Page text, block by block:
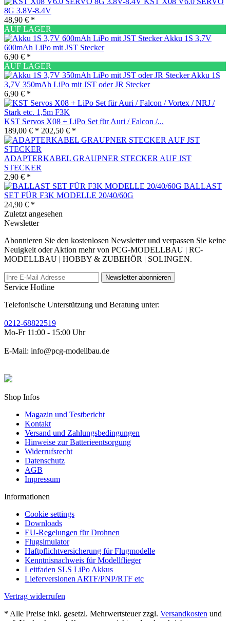
8G 3.8V-8.4V
48,90 € *
AUF LAGER
Akku 1S 3,7V
600mAh LiPo mit JST Stecker
6,90 € *
AUF LAGER
Akku 1S
3,7V 350mAh LiPo mit JST oder JR Stecker
6,90 € *
KST Servos X08 + LiPo Set für Auri / Falcon /...
189,00 € * 202,50 € *
ADAPTERKABEL GRAUPNER STECKER AUF JST
STECKER
2,90 € *
BALLAST
SET FÜR F3K MODELLE 20/40/60G
24,90 € *
Zuletzt angesehen
Newsletter
Abonnieren Sie den kostenlosen Newsletter und verpassen Sie keine
Neuigkeit oder Aktion mehr von PCG-MODELLBAU | RC-
MODELLBAU | HOBBY & ZUBEHÖR | SOLINGEN.
Newsletter abonnieren
Service Hotline
Telefonische Unterstützung und Beratung unter:
0212-68822519
Mo-Fr 11:00 - 15:00 Uhr
E-Mail: info@pcg-modellbau.de
Shop Infos
Magazin und Testbericht
Kontakt
Versand und Zahlungsbedingungen
Hinweise zur Batterieentsorgung
Widerrufsrecht
Datenschutz
AGB
Impressum
Informationen
Cookie settings
Downloads
EU-Regelungen für Drohnen
Flugsimulator
Haftpflichtversicherung für Flugmodelle
Kenntnisnachweis für Modellflieger
Leitfaden SLS LiPo Akkus
Lieferversionen ARTF/PNP/RTF etc
Vertrag widerrufen
* Alle Preise inkl. gesetzl. Mehrwertsteuer zzgl. Versandkosten und